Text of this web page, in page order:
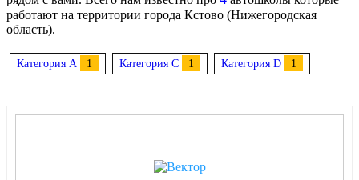
работают на территории города Кстово (Нижегородская
область).
Категория A 1 Категория C 1 Категория D 1